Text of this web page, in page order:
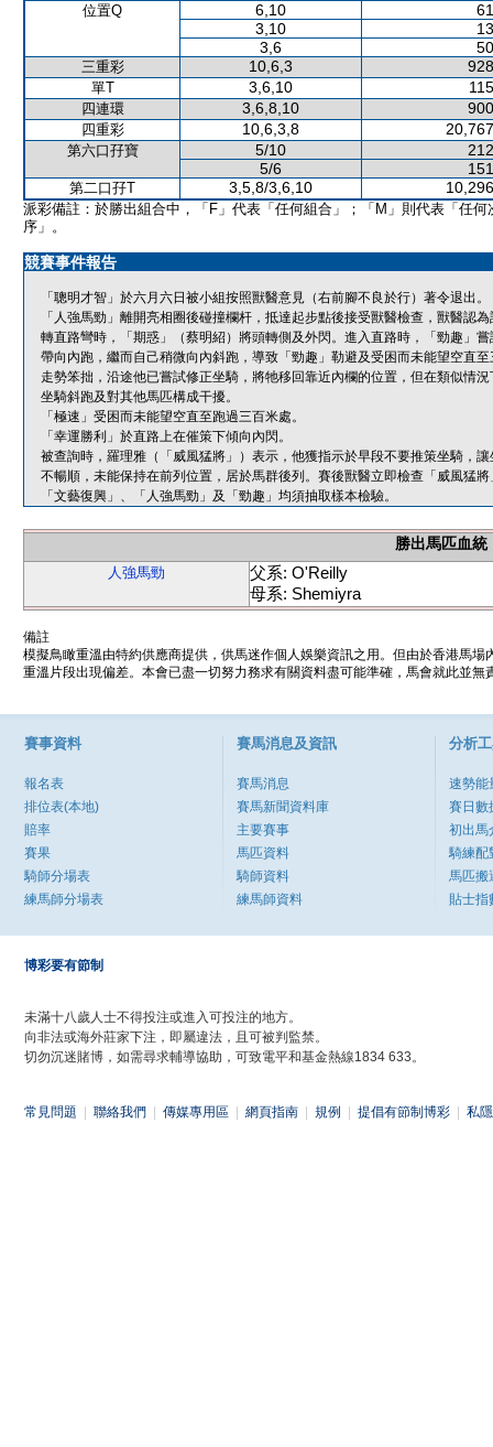
位置Q 6,10
3,10
3,6
三重彩 10,6,3
單T 3,6,10
四連環 3,6,8,10
四重彩 10,6,3,8
第六口孖寶 5/10
5/6
第二口孖T 3,5,8/3,6,10
派彩備註：於勝出組合中，「F」代表「任何組合」；「M」則代表「任何
序」。
競賽事件報告
「聰明才智」於六月六日被小組按照獸醫意見（右前腳不良於行）著令退出
「人強馬勁」離開亮相圈後碰撞欄杆，抵達起步點後接受獸醫檢查，獸醫認
轉直路彎時，「期惑」（蔡明紹）將頭轉側及外閃。進入直路時，「勁趣」
帶向內跑，繼而自己稍微向內斜跑，導致「勁趣」勒避及受困而未能望空直
走勢笨拙，沿途他已嘗試修正坐騎，將牠移回靠近內欄的位置，但在類似情
坐騎斜跑及對其他馬匹構成干擾。
「極速」受困而未能望空直至跑過三百米處。
「幸運勝利」於直路上在催策下傾向內閃。
被查詢時，羅理雅（「威風猛將」）表示，他獲指示於早段不要推策坐騎，
不暢順，未能保持在前列位置，居於馬群後列。賽後獸醫立即檢查「威風猛
「文藝復興」、「人強馬勁」及「勁趣」均須抽取樣本檢驗。
勝出馬匹血統
人強馬勁
父系: O'Reilly
母系: Shemiyra
備註
模擬鳥瞰重溫由特約供應商提供，供馬迷作個人娛樂資訊之用。但由於香港馬
重溫片段出現偏差。本會已盡一切努力務求有關資料盡可能準確，馬會就此並
賽事資料
報名表
排位表(本地)
賠率
賽果
騎師分場表
練馬師分場表
賽馬消息及資訊
賽馬消息
賽馬新聞資料庫
主要賽事
馬匹資料
騎師資料
練馬師資料
分析
速勢能
賽日數
初出馬
騎練配
馬匹搬
貼士指
博彩要有節制
未滿十八歲人士不得投注或進入可投注的地方。
向非法或海外莊家下注，即屬違法，且可被判監禁。
切勿沉迷賭博，如需尋求輔導協助，可致電平和基金熱線1834 633。
常見問題 聯絡我們 傳媒專用區 網頁指南 規例 提倡有節制博彩 私